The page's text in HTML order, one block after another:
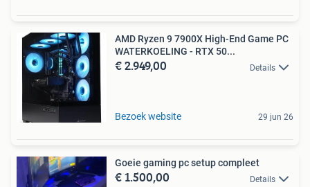
AMD Ryzen 9 7900X High-End Game PC
WATERKOELING - RTX 50...
€ 2.949,00 Details
Bezoek website 29 jun 26
Goeie gaming pc setup compleet
€ 1.500,00 Details